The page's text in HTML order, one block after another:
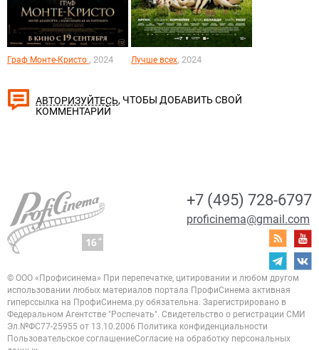
Граф Монте-Кристо , 2024 Лучше всех, 2024
АВТОРИЗУЙТЕСЬ, ЧТОБЫ ДОБАВИТЬ СВОЙ
КОММЕНТАРИЙ
+7 (495) 728-6797
proficinema@gmail.com
© ООО «Профисинема» При перепечатке, цитировании и любом другом
использовании любых материалов портала ПрофиСинема активная
гиперссылка на ПрофиСинема.ру обязательна. Зарегистрировано в
Федеральном Агентстве "Роспечать". Свидетельство о регистрации СМИ
Эл.№ФС77-25955 от 13.10.2006 Политика конфиденциальности
Пользовательское соглашениеСогласие на обработку персональных